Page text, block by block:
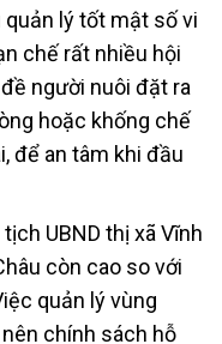
lý tốt mật số vi
chế rất nhiều hội
người nuôi đặt ra
hoặc khống chế
để an tâm khi đầu
UBND thị xã Vĩnh
còn cao so với
quản lý vùng
chính sách hỗ